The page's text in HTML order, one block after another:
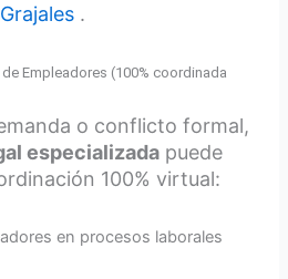
.
Empleadores (100% coordinada
o conflicto formal,
especializada puede
100% virtual:
en procesos laborales